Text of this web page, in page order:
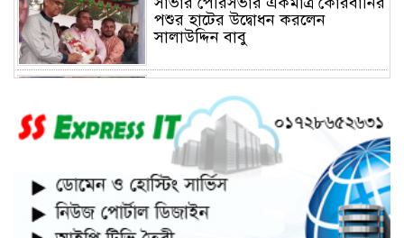
পশুর হাটের উদ্বোধন করলেন
সালাউদ্দিন বাবু
প্রতিষ্ঠানে হামলা চালিয়ে তালা ঝুলিয়ে
দিয়েছে সন্ত্রাসীরা
সাভারে নারী উদ্যোক্তার খামার ভাংচুর,
৫ লাখ টাকার ক্ষয়ক্ষতি